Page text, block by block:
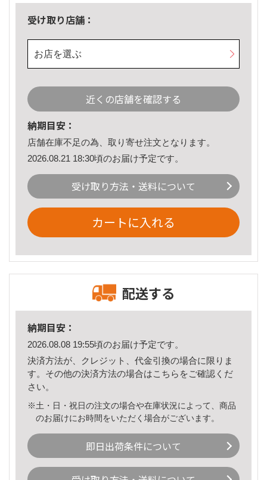
受け取り店舗：
お店を選ぶ
近くの店舗を確認する
納期目安：
店舗在庫不足の為、取り寄せ注文となります。
2026.08.21 18:30頃のお届け予定です。
受け取り方法・送料について
カートに入れる
配送する
納期目安：
2026.08.08 19:55頃のお届け予定です。
決済方法が、クレジット、代金引換の場合に限りま
す。その他の決済方法の場合はこちら をご確認くだ
さい。
※土・日・祝日の注文の場合や在庫状況によって、商品
のお届けにお時間をいただく場合がございます。
即日出荷条件について